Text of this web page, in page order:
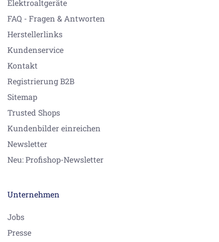
Elektroaltgeräte
FAQ - Fragen & Antworten
Herstellerlinks
Kundenservice
Kontakt
Registrierung B2B
Sitemap
Trusted Shops
Kundenbilder einreichen
Newsletter
Neu: Profishop-Newsletter
Unternehmen
Jobs
Presse